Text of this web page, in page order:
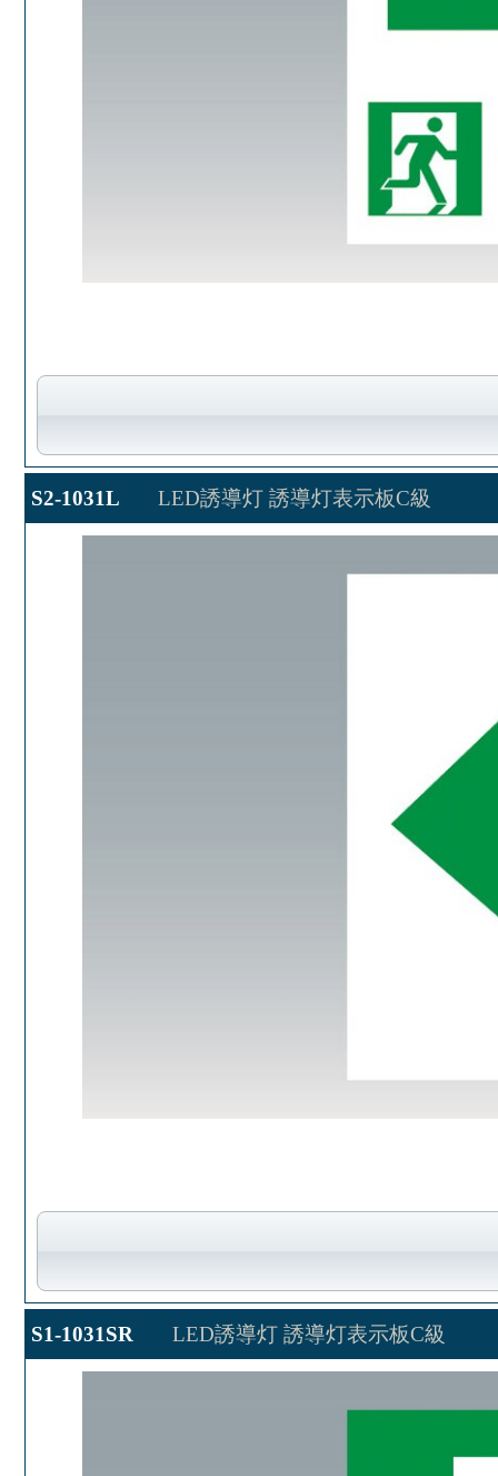
S2-1031L LED誘導灯 誘導灯表示板C級
S1-1031SR LED誘導灯 誘導灯表示板C級